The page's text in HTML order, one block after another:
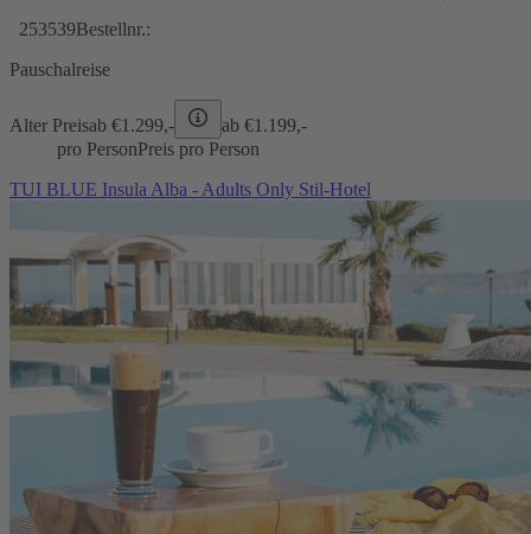
253539Bestellnr.:
Pauschalreise
Alter Preisab €1.299,- ab €1.199,-
pro PersonPreis pro Person
TUI BLUE Insula Alba - Adults Only Stil-Hotel